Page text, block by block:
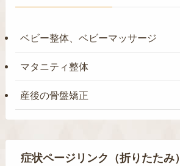
ベビー整体、ベビーマッサージ
マタニティ整体
産後の骨盤矯正
症状ページリンク（折りたたみ）